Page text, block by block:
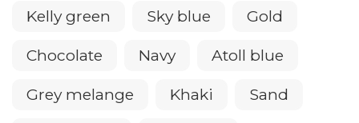
Kelly green Sky blue Gold
Chocolate Navy Atoll blue
Grey melange Khaki Sand